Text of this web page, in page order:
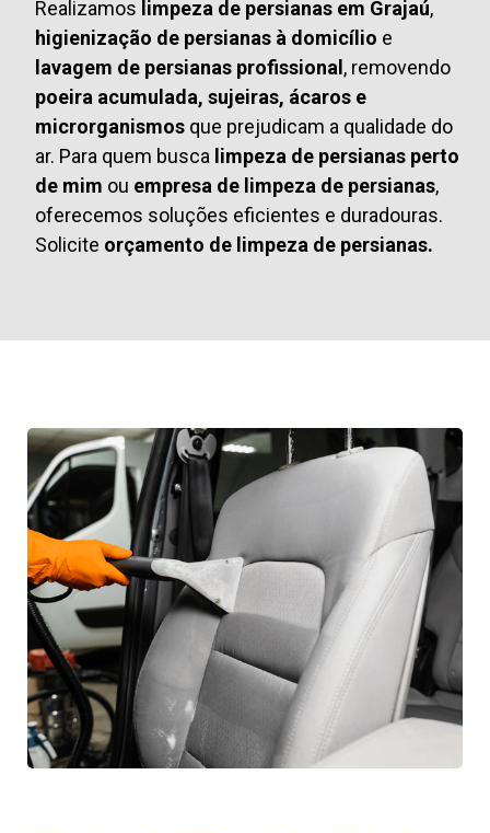
Realizamos limpeza de persianas em Grajaú,
higienização de persianas à domicílio e
lavagem de persianas profissional, removendo
poeira acumulada, sujeiras, ácaros e
microrganismos que prejudicam a qualidade do
ar. Para quem busca limpeza de persianas perto
de mim ou empresa de limpeza de persianas,
oferecemos soluções eficientes e duradouras.
Solicite orçamento de limpeza de persianas.